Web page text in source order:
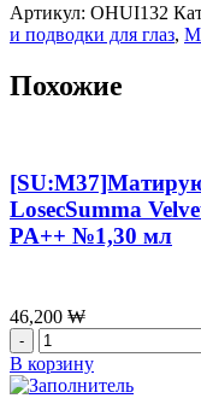
Артикул: OHUI132
и подводки для глаз,
Похожие
LosecSumma
PA++ №1,30 мл
46,200 ₩
Количество
товара
В корзину